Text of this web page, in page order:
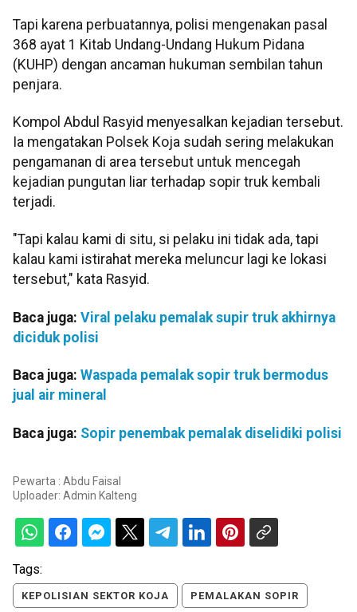
Tapi karena perbuatannya, polisi mengenakan pasal
368 ayat 1 Kitab Undang-Undang Hukum Pidana
(KUHP) dengan ancaman hukuman sembilan tahun
penjara.
Kompol Abdul Rasyid menyesalkan kejadian tersebut.
Ia mengatakan Polsek Koja sudah sering melakukan
pengamanan di area tersebut untuk mencegah
kejadian pungutan liar terhadap sopir truk kembali
terjadi.
"Tapi kalau kami di situ, si pelaku ini tidak ada, tapi
kalau kami istirahat mereka meluncur lagi ke lokasi
tersebut," kata Rasyid.
Baca juga: Viral pelaku pemalak supir truk akhirnya
diciduk polisi
Baca juga: Waspada pemalak sopir truk bermodus
jual air mineral
Baca juga: Sopir penembak pemalak diselidiki polisi
Pewarta : Abdu Faisal
Uploader: Admin Kalteng
Tags:
KEPOLISIAN SEKTOR KOJA PEMALAKAN SOPIR